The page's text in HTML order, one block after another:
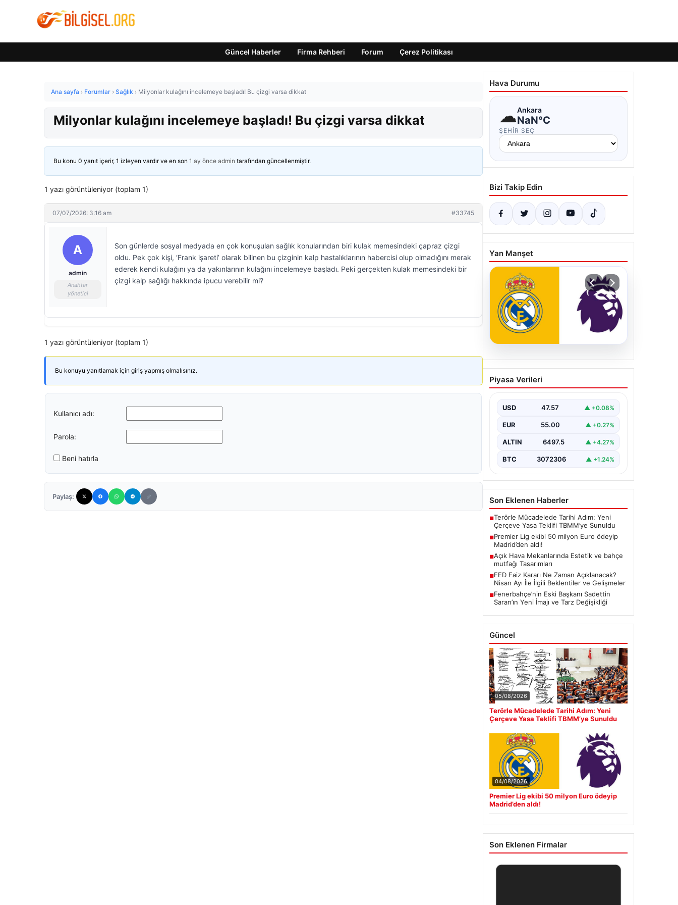
Güncel Haberler Firma Rehberi Forum Çerez Politikası
Ana sayfa › Forumlar › Sağlık › Milyonlar kulağını incelemeye başladı! Bu çizgi varsa dikkat
Milyonlar kulağını incelemeye başladı! Bu çizgi varsa dikkat
Bu konu 0 yanıt içerir, 1 izleyen vardır ve en son 1 ay önce admin tarafından güncellenmiştir.
1 yazı görüntüleniyor (toplam 1)
07/07/2026: 3:16 am #33745
A
admin
Anahtar
yönetici
Son günlerde sosyal medyada en çok konuşulan sağlık konularından biri kulak memesindeki çapraz çizgi
oldu. Pek çok kişi, ‘Frank işareti’ olarak bilinen bu çizginin kalp hastalıklarının habercisi olup olmadığını merak
ederek kendi kulağını ya da yakınlarının kulağını incelemeye başladı. Peki gerçekten kulak memesindeki bir
çizgi kalp sağlığı hakkında ipucu verebilir mi?
1 yazı görüntüleniyor (toplam 1)
Bu konuyu yanıtlamak için giriş yapmış olmalısınız.
Kullanıcı adı:
Parola:
Beni hatırla
Paylaş:
Hava Durumu
☁Ankara
NaN°C
ŞEHIR SEÇ
Bizi Takip Edin
Yan Manşet
04.08.2026
Premier Lig ekibi 50
milyon Euro ödeyip
Piyasa Verileri
USD 47.57 ▲ +0.08%
EUR 55.00 ▲ +0.27%
ALTIN 6497.5 ▲ +4.27%
BTC 3072306 ▲ +1.24%
Son Eklenen Haberler
■Terörle Mücadelede Tarihi Adım: Yeni
Çerçeve Yasa Teklifi TBMM’ye Sunuldu
■Premier Lig ekibi 50 milyon Euro ödeyip
Madrid’den aldı!
■Açık Hava Mekanlarında Estetik ve bahçe
mutfağı Tasarımları
■FED Faiz Kararı Ne Zaman Açıklanacak?
Nisan Ayı İle İlgili Beklentiler ve Gelişmeler
■Fenerbahçe’nin Eski Başkanı Sadettin
Saran’ın Yeni İmajı ve Tarz Değişikliği
Güncel
05/08/2026
Terörle Mücadelede Tarihi Adım: Yeni
Çerçeve Yasa Teklifi TBMM’ye Sunuldu
04/08/2026
Premier Lig ekibi 50 milyon Euro ödeyip
Madrid’den aldı!
Son Eklenen Firmalar